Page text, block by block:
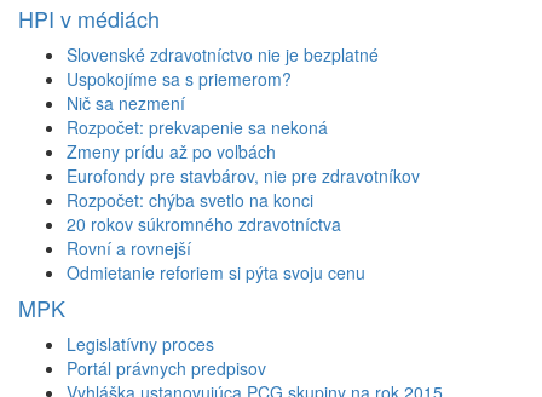
HPI v médiách
Slovenské zdravotníctvo nie je bezplatné
Uspokojíme sa s priemerom?
Nič sa nezmení
Rozpočet: prekvapenie sa nekoná
Zmeny prídu až po voľbách
Eurofondy pre stavbárov, nie pre zdravotníkov
Rozpočet: chýba svetlo na konci
20 rokov súkromného zdravotníctva
Rovní a rovnejší
Odmietanie reforiem si pýta svoju cenu
MPK
Legislatívny proces
Portál právnych predpisov
Vyhláška ustanovujúca PCG skupiny na rok 2015